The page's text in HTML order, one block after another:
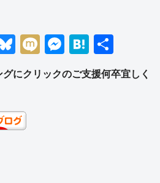
Bl
e
y
M
ixi
M
ss
H
at
e
有
にクリックのご支援何卒宜しく